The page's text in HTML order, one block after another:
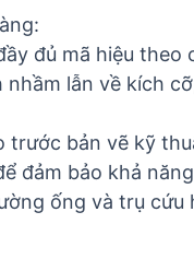
đủ mã hiệu theo
nhầm lẫn về kích
trước bản vẽ kỹ
đảm bảo khả
ống và trụ cứu